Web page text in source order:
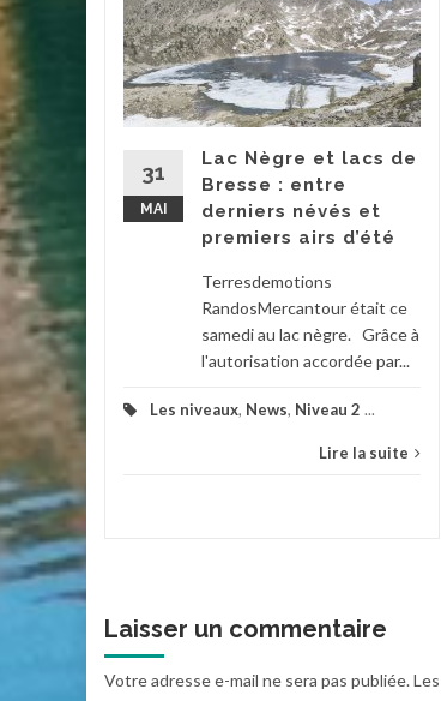
à
Une
le...
suite
31
MAI
Lac Nègre et lacs de
Bresse : entre
derniers névés et
premiers airs d’été
Terresdemotions
RandosMercantour était ce
samedi au lac nègre. Grâce à
l'autorisation accordée par...
Les niveaux, News, Niveau 2 ...
Lire la suite
Laisser un commentaire
Votre adresse e-mail ne sera pas publiée.